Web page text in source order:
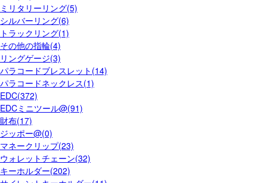
ミリタリーリング(5)
シルバーリング(6)
トラックリング(1)
その他の指輪(4)
リングゲージ(3)
パラコードブレスレット(14)
パラコードネックレス(1)
EDC(372)
EDCミニツール@(91)
財布(17)
ジッポー@(0)
マネークリップ(23)
ウォレットチェーン(32)
キーホルダー(202)